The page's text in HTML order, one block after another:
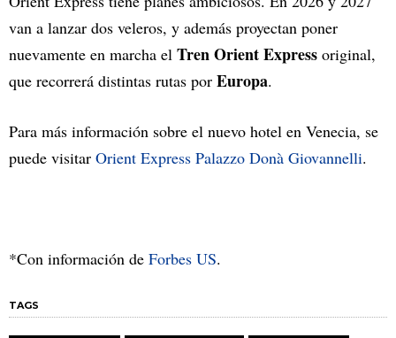
van a lanzar dos veleros, y además proyectan poner
nuevamente en marcha el Tren Orient Express original,
que recorrerá distintas rutas por Europa.
Para más información sobre el nuevo hotel en Venecia, se
puede visitar Orient Express Palazzo Donà Giovannelli.
*Con información de Forbes US.
TAGS